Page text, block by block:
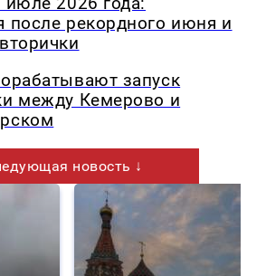
после рекордного июня и
запуск
между Кемерово и
новость ↓